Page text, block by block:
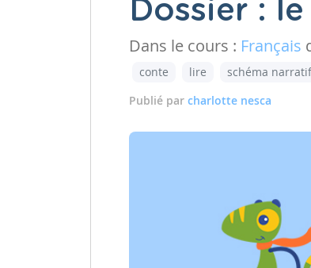
Dossier :
Dans le cours : Français
conte lire schéma narratif
Publié par charlotte nesca